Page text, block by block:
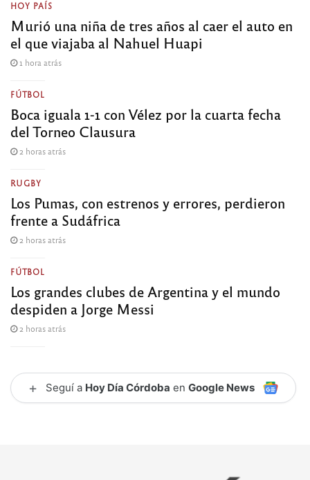
HOY PAÍS
Murió una niña de tres años al caer el auto en
el que viajaba al Nahuel Huapi
1 hora atrás
FÚTBOL
Boca iguala 1-1 con Vélez por la cuarta fecha
del Torneo Clausura
2 horas atrás
RUGBY
Los Pumas, con estrenos y errores, perdieron
frente a Sudáfrica
2 horas atrás
FÚTBOL
Los grandes clubes de Argentina y el mundo
despiden a Jorge Messi
2 horas atrás
+ Seguí a Hoy Día Córdoba en Google News